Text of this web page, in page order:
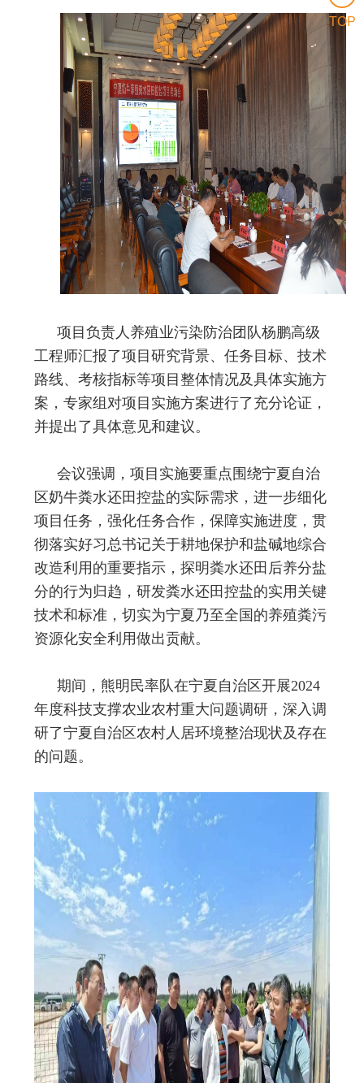
项目负责人养殖业污染防治团队杨鹏高级
工程师汇报了项目研究背景、任务目标、技术
路线、考核指标等项目整体情况及具体实施方
案，专家组对项目实施方案进行了充分论证，
并提出了具体意见和建议。
会议强调，项目实施要重点围绕宁夏自治
区奶牛粪水还田控盐的实际需求，进一步细化
项目任务，强化任务合作，保障实施进度，贯
彻落实好习总书记关于耕地保护和盐碱地综合
改造利用的重要指示，探明粪水还田后养分盐
分的行为归趋，研发粪水还田控盐的实用关键
技术和标准，切实为宁夏乃至全国的养殖粪污
资源化安全利用做出贡献。
期间，熊明民率队在宁夏自治区开展2024
年度科技支撑农业农村重大问题调研，深入调
研了宁夏自治区农村人居环境整治现状及存在
的问题。
TOP